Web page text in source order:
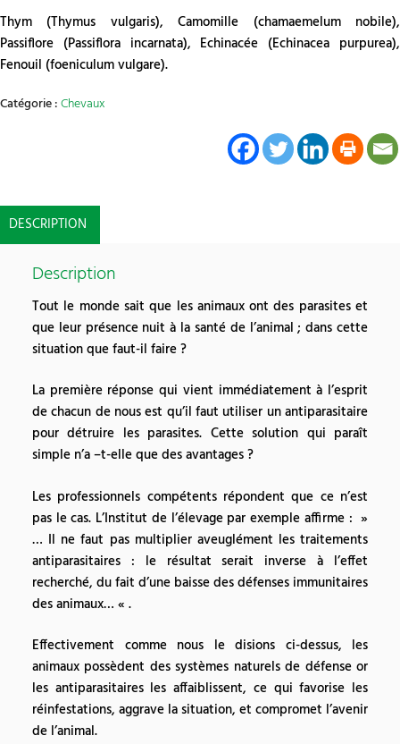
Thym (Thymus vulgaris), Camomille (chamaemelum nobile),
Passiflore (Passiflora incarnata), Echinacée (Echinacea purpurea),
Fenouil (foeniculum vulgare).
Catégorie :Chevaux
DESCRIPTION
Description
Tout le monde sait que les animaux ont des parasites et
que leur présence nuit à la santé de l’animal ; dans cette
situation que faut-il faire ?
La première réponse qui vient immédiatement à l’esprit
de chacun de nous est qu’il faut utiliser un antiparasitaire
pour détruire les parasites. Cette solution qui paraît
simple n’a –t-elle que des avantages ?
Les professionnels compétents répondent que ce n’est
pas le cas. L’Institut de l’élevage par exemple affirme : »
… Il ne faut pas multiplier aveuglément les traitements
antiparasitaires : le résultat serait inverse à l’effet
recherché, du fait d’une baisse des défenses immunitaires
des animaux… « .
Effectivement comme nous le disions ci-dessus, les
animaux possèdent des systèmes naturels de défense or
les antiparasitaires les affaiblissent, ce qui favorise les
réinfestations, aggrave la situation, et compromet l’avenir
de l’animal.